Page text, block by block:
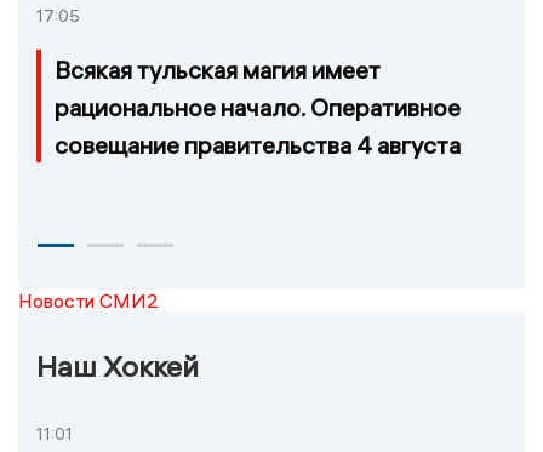
17:05
Всякая тульская магия имеет
рациональное начало. Оперативное
совещание правительства 4 августа
Новости СМИ2
Наш Хоккей
11:01